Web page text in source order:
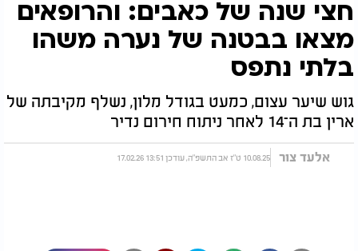
חצי שנה של כאבים: והרופאים
מצאו בבטנה של נערה משהו
בלתי נתפס
גוש שיער עצום, כמעט בגודל מלון, נשלף מקיבתה של
ארין בת ה־14 לאחר ניתוח חירום נדיר
אלעד צור 10.08.25 ט"ז אב התשפ"ה, עודכן 13:51 17.02.26